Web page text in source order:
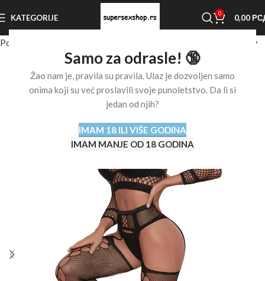
Samo za odrasle! 🔞
Žao nam je, pravila su pravila. Ulaz je dozvoljen samo
onima koji su već proslavili svoje punoletstvo. Da li si
jedan od njih?
IMAM 18 ILI VIŠE GODINA
IMAM MANJE OD 18 GODINA
KATEGORIJE 0 0,00
Početna stranica